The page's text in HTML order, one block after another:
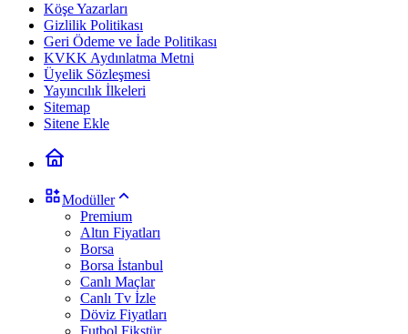
Köşe Yazarları
Gizlilik Politikası
Geri Ödeme ve İade Politikası
KVKK Aydınlatma Metni
Üyelik Sözleşmesi
Yayıncılık İlkeleri
Sitemap
Sitene Ekle
Modüller
Premium
Altın Fiyatları
Borsa
Borsa İstanbul
Canlı Maçlar
Canlı Tv İzle
Döviz Fiyatları
Futbol Fikstür